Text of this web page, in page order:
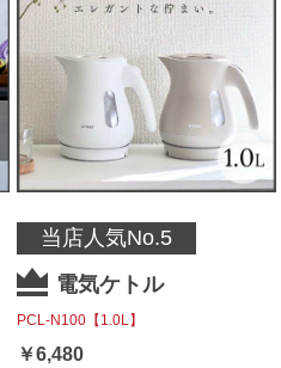
当店人気No.5
電気ケトル
PCL-N100【1.0L】
￥6,480